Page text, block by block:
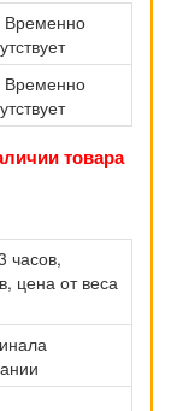
Временно
Временно
товара
часов,
цена от веса